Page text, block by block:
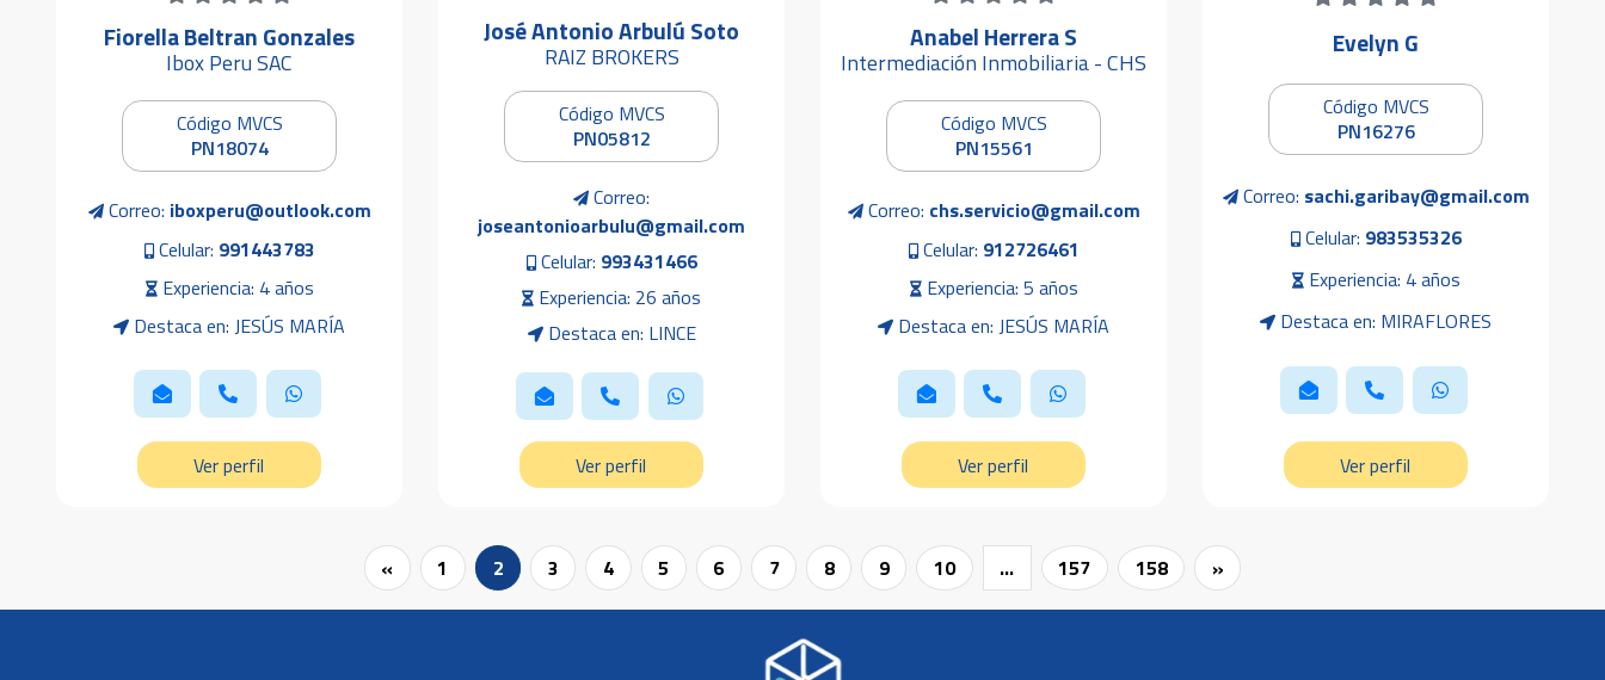
Fiorella Beltran Gonzales
Ibox Peru SAC
Código MVCS
PN18074
Correo: iboxperu@outlook.com
Celular: 991443783
Experiencia: 4 años
Destaca en: JESÚS MARÍA
Ver perfil
José Antonio Arbulú Soto
RAIZ BROKERS
Código MVCS
PN05812
Correo:
joseantonioarbulu@gmail.com
Celular: 993431466
Experiencia: 26 años
Destaca en: LINCE
Ver perfil
Anabel Herrera S
Intermediación Inmobiliaria - CHS
Código MVCS
PN15561
Correo: chs.servicio@gmail.com
Celular: 912726461
Experiencia: 5 años
Destaca en: JESÚS MARÍA
Ver perfil
Evelyn G
Código MVCS
PN16276
Correo: sachi.garibay@gmail.com
Celular: 983535326
Experiencia: 4 años
Destaca en: MIRAFLORES
Ver perfil
« 1 2 3 4 5 6 7 8 9 10 ... 157 158 »